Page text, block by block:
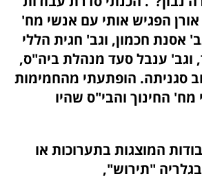
אורן הפגיש אותי עם אנשי מח'
אסנת חכמון, וגב' חגית הללי
וגב' ענבל סעד מנהלת ביה"ס,
סגניתה. הופתעתי מהחמימות
מח' החינוך והבי"ס שהיו
המוצגות בתערוכות או
"תירוש",